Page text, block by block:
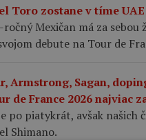
Toro zostane v tíme
ročný Mexičan má za
debute na Tour de
Armstrong, Sagan,
de France 2026 najviac
po piatykrát, avšak
Shimano.